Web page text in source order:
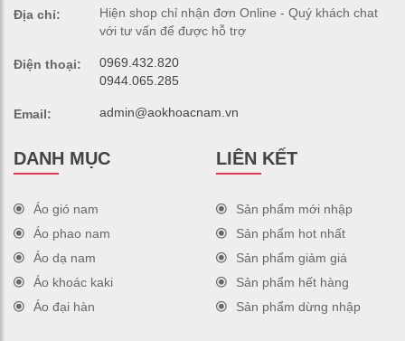
Địa chỉ:
Hiện shop chỉ nhận đơn Online - Quý khách chat
với tư vấn để được hỗ trợ
Điện thoại:
0969.432.820
0944.065.285
Email: admin@aokhoacnam.vn
DANH MỤC
Áo gió nam
Áo phao nam
Áo dạ nam
Áo khoác kaki
Áo đại hàn
LIÊN KẾT
Sản phẩm mới nhập
Sản phẩm hot nhất
Sản phẩm giảm giá
Sản phẩm hết hàng
Sản phẩm dừng nhập